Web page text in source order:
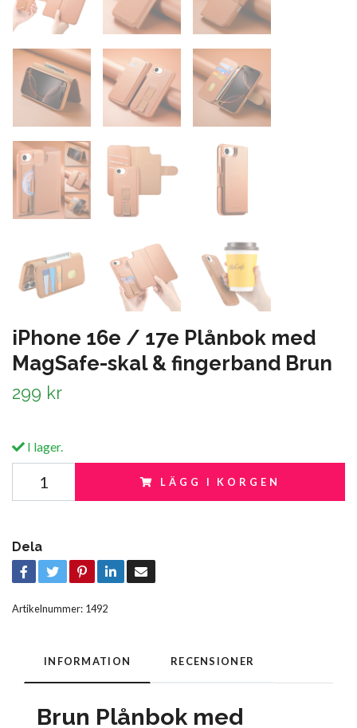
iPhone 16e / 17e Plånbok med
MagSafe-skal & fingerband Brun
299 kr
I lager.
LÄGG I KORGEN
Dela
Artikelnummer: 1492
INFORMATION RECENSIONER
Brun Plånbok med